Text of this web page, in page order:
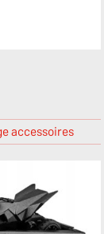
accessoires